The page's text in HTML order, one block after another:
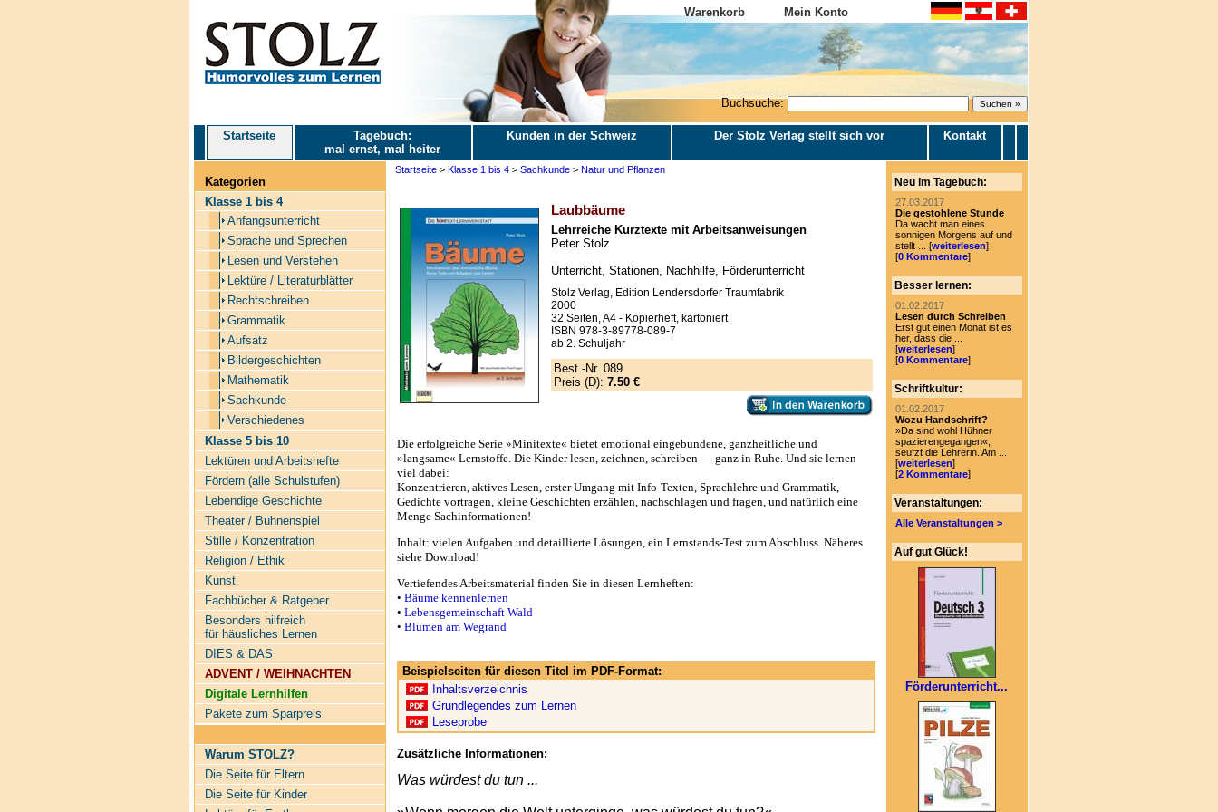
Warenkorb Mein Konto
Buchsuche:
Startseite
Tagebuch:
mal ernst, mal heiter
Kunden in der Schweiz Der Stolz Verlag stellt sich vor Kontakt
Kategorien
Klasse 1 bis 4
Anfangsunterricht
Sprache und Sprechen
Lesen und Verstehen
Lektüre / Literaturblätter
Rechtschreiben
Grammatik
Aufsatz
Bildergeschichten
Mathematik
Sachkunde
Verschiedenes
Klasse 5 bis 10
Lektüren und Arbeitshefte
Fördern (alle Schulstufen)
Lebendige Geschichte
Theater / Bühnenspiel
Stille / Konzentration
Religion / Ethik
Kunst
Fachbücher & Ratgeber
Besonders hilfreich
für häusliches Lernen
DIES & DAS
ADVENT / WEIHNACHTEN
Digitale Lernhilfen
Pakete zum Sparpreis
Warum STOLZ?
Die Seite für Eltern
Die Seite für Kinder
Startseite> Klasse 1 bis 4> Sachkunde> Natur und Pflanzen
Laubbäume
Lehrreiche Kurztexte mit Arbeitsanweisungen
Peter Stolz
Unterricht, Stationen, Nachhilfe, Förderunterricht
Stolz Verlag, Edition Lendersdorfer Traumfabrik
2000
32 Seiten, A4 - Kopierheft, kartoniert
ISBN 978-3-89778-089-7
ab 2. Schuljahr
Best.-Nr. 089
Preis (D): 7.50 €
Die erfolgreiche Serie »Minitexte« bietet emotional eingebundene, ganzheitliche und
»langsame« Lernstoffe. Die Kinder lesen, zeichnen, schreiben — ganz in Ruhe. Und sie lernen
viel dabei:
Konzentrieren, aktives Lesen, erster Umgang mit Info-Texten, Sprachlehre und Grammatik,
Gedichte vortragen, kleine Geschichten erzählen, nachschlagen und fragen, und natürlich eine
Menge Sachinformationen!
Inhalt: vielen Aufgaben und detaillierte Lösungen, ein Lernstands-Test zum Abschluss. Näheres
siehe Download!
Vertiefendes Arbeitsmaterial finden Sie in diesen Lernheften:
• Bäume kennenlernen
• Lebensgemeinschaft Wald
• Blumen am Wegrand
Beispielseiten für diesen Titel im PDF-Format:
Inhaltsverzeichnis
Grundlegendes zum Lernen
Leseprobe
Zusätzliche Informationen:
Was würdest du tun ...
Neu im Tagebuch:
27.03.2017
Die gestohlene Stunde
Da wacht man eines
sonnigen Morgens auf und
stellt ... [weiterlesen]
[0 Kommentare]
Besser lernen:
01.02.2017
Lesen durch Schreiben
Erst gut einen Monat ist es
her, dass die ...
[weiterlesen]
[0 Kommentare]
Schriftkultur:
01.02.2017
Wozu Handschrift?
»Da sind wohl Hühner
spazierengegangen«,
seufzt die Lehrerin. Am ...
[weiterlesen]
[2 Kommentare]
Veranstaltungen:
Alle Veranstaltungen >
Auf gut Glück!
Förderunterricht...